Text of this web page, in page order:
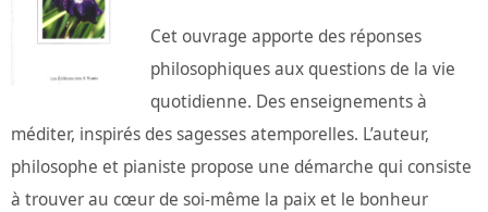
Cet ouvrage apporte des réponses
philosophiques aux questions de la vie
quotidienne. Des enseignements à
méditer, inspirés des sagesses atemporelles. L’auteur,
philosophe et pianiste propose une démarche qui consiste
à trouver au cœur de soi-même la paix et le bonheur